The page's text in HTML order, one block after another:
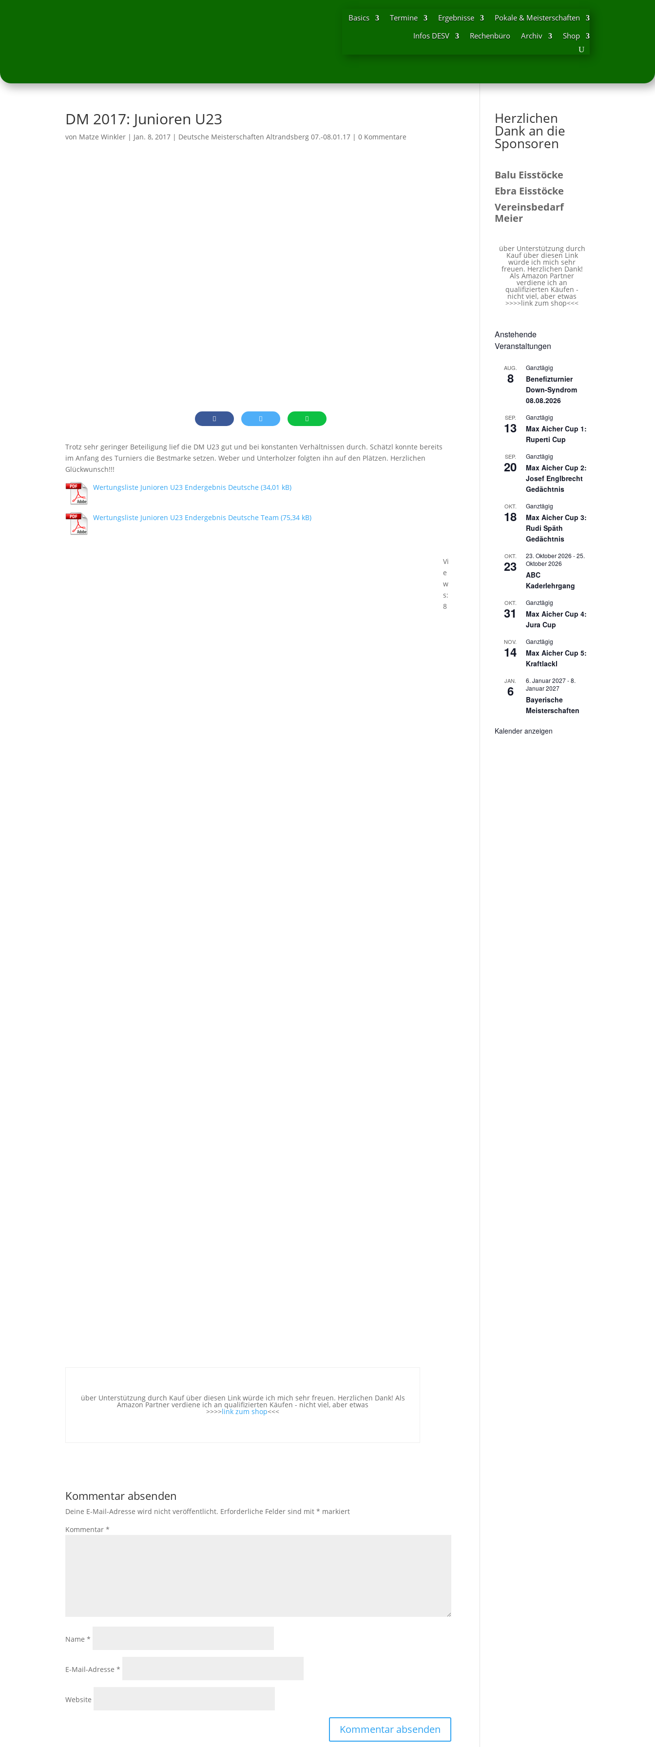
Basics Termine Ergebnisse
Pokale & Meisterschaften
Infos DESV
Rechenbüro Archiv Shop
DM 2017: Junioren U23
von Matze Winkler | Jan. 8, 2017 | Deutsche Meisterschaften Altrandsberg 07.-08.01.17 |0 Kommentare
Trotz sehr geringer Beteiligung lief die DM U23 gut und bei konstanten Verhältnissen durch. Schätzl konnte bereits
im Anfang des Turniers die Bestmarke setzen. Weber und Unterholzer folgten ihn auf den Plätzen. Herzlichen
Glückwunsch!!!
Wertungsliste Junioren U23 Endergebnis Deutsche
Wertungsliste Junioren U23 Endergebnis Deutsche Team
Vi
e
w
s:
8
über Unterstützung durch Kauf über diesen Link würde ich mich sehr freuen. Herzlichen Dank! Als
Amazon Partner verdiene ich an qualifizierten Käufen - nicht viel, aber etwas
>>>>link zum shop<<<
Kommentar absenden
Deine E-Mail-Adresse wird nicht veröffentlicht. Erforderliche Felder sind mit* markiert
Kommentar*
Name*
E-Mail-Adresse*
Website
Herzlichen
Dank an die
Sponsoren
Balu Eisstöcke
Ebra Eisstöcke
Vereinsbedarf
Meier
über Unterstützung durch
Kauf über diesen Link
würde ich mich sehr
freuen. Herzlichen Dank!
Als Amazon Partner
verdiene ich an
qualifizierten Käufen -
nicht viel, aber etwas
>>>>link zum shop<<<
Anstehende
Veranstaltungen
AUG.
8
Ganztägig
Benefizturnier
Down-Syndrom
08.08.2026
SEP.
13
Ganztägig
Max Aicher Cup 1:
Ruperti Cup
SEP.
20
Ganztägig
Max Aicher Cup 2:
Josef Englbrecht
Gedächtnis
OKT.
18
Ganztägig
Max Aicher Cup 3:
Rudi Späth
Gedächtnis
OKT.
23
23. Oktober 2026 -25.
Oktober 2026
ABC
Kaderlehrgang
OKT.
31
Ganztägig
Max Aicher Cup 4:
Jura Cup
NOV.
14
Ganztägig
Max Aicher Cup 5:
Kraftlackl
JAN.
6
6. Januar 2027-8.
Januar 2027
Bayerische
Meisterschaften
Kalender anzeigen